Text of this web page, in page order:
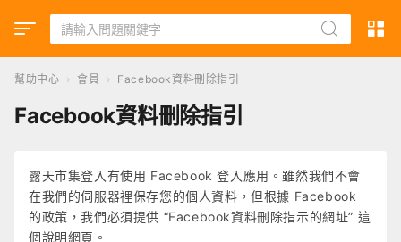
幫助中心 › 會員 › Facebook資料刪除指引
Facebook資料刪除指引
露天市集登入有使用 Facebook 登入應用。雖然我們不會
在我們的伺服器裡保存您的個人資料，但根據 Facebook
的政策，我們必須提供 “Facebook資料刪除指示的網址” 這
個說明網頁。